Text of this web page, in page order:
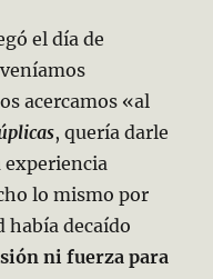
el día de
acercamos «al
, quería darle
experiencia
lo mismo por
había decaído
ni fuerza para